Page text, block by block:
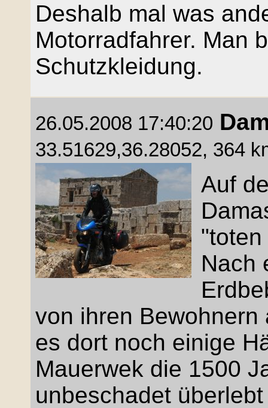
Deshalb mal was
Motorradfahrer. Man
Schutzkleidung.
26.05.2008 17:40:20
33.51629,36.28052, 364
Auf
Nach
von ihren Bewohnern
es dort noch einige
Mauerwek die 1500
unbeschadet